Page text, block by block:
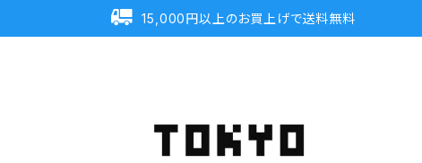
15,000円以上のお買上げで送料無料